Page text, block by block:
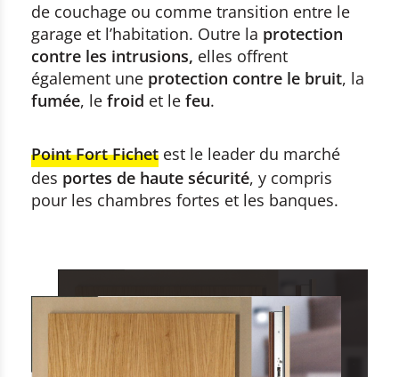
de couchage ou comme transition entre le
garage et l’habitation. Outre la protection
contre les intrusions, elles offrent
également une protection contre le bruit, la
fumée, le froid et le feu.
Point Fort Fichet est le leader du marché
des portes de haute sécurité, y compris
pour les chambres fortes et les banques.